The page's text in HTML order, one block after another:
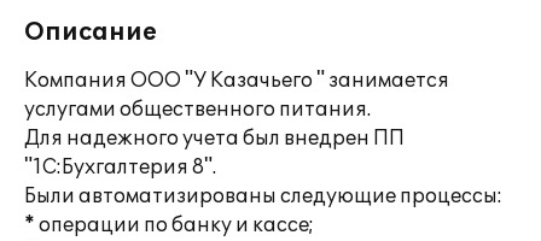
Описание
Компания ООО "У Казачьего " занимается
услугами общественного питания.
Для надежного учета был внедрен ПП
"1С:Бухгалтерия 8".
Были автоматизированы следующие процессы:
* операции по банку и кассе;